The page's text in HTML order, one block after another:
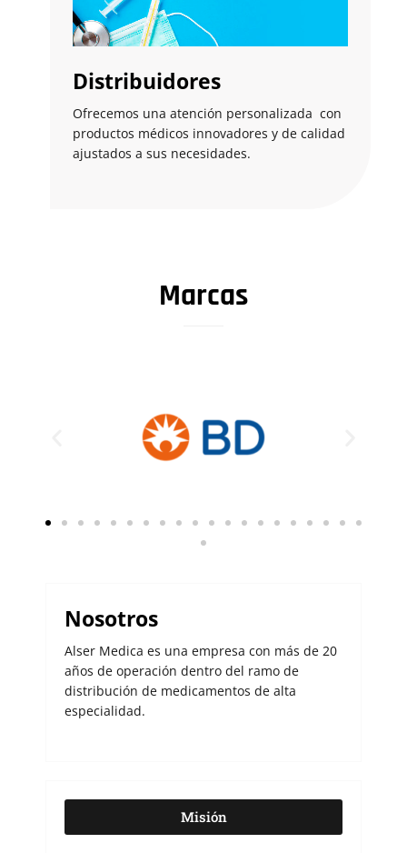
Distribuidores
Ofrecemos una atención personalizada con
productos médicos innovadores y de calidad
ajustados a sus necesidades.
Marcas
Nosotros
Alser Medica es una empresa con más de 20
años de operación dentro del ramo de
distribución de medicamentos de alta
especialidad.
Misión